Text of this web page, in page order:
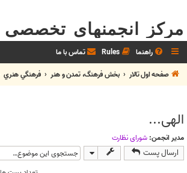
مرکز انجمنهای تخصصی
راهنما Rules تماس با ما
صفحه اول تالار
بخش فرهنگ، تمدن و هنر فرهنگي هنري
الهی...
مدیر انجمن: شوراي نظارت
ارسال پست